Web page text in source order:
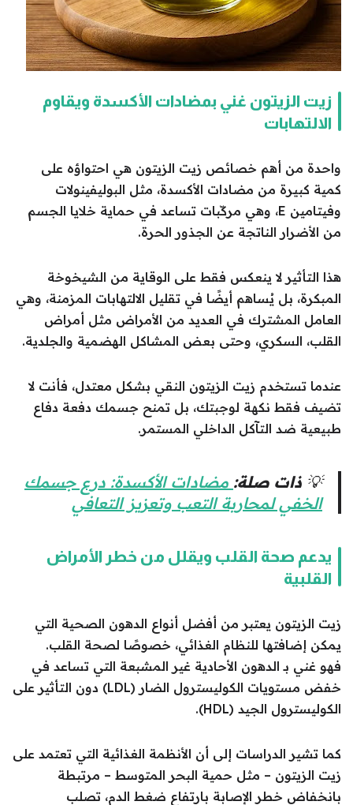
زيت الزيتون غني بمضادات الأكسدة ويقاوم
الالتهابات
واحدة من أهم خصائص زيت الزيتون هي احتواؤه على
كمية كبيرة من مضادات الأكسدة، مثل البوليفينولات
وفيتامين E، وهي مركّبات تساعد في حماية خلايا الجسم
من الأضرار الناتجة عن الجذور الحرة.
هذا التأثير لا ينعكس فقط على الوقاية من الشيخوخة
المبكرة، بل يُساهم أيضًا في تقليل الالتهابات المزمنة، وهي
العامل المشترك في العديد من الأمراض مثل أمراض
القلب، السكري، وحتى بعض المشاكل الهضمية والجلدية.
عندما تستخدم زيت الزيتون النقي بشكل معتدل، فأنت لا
تضيف فقط نكهة لوجبتك، بل تمنح جسمك دفعة دفاع
طبيعية ضد التآكل الداخلي المستمر.
💡 ذات صلة: مضادات الأكسدة: درع جسمك
الخفي لمحاربة التعب وتعزيز التعافي
يدعم صحة القلب ويقلل من خطر الأمراض
القلبية
زيت الزيتون يعتبر من أفضل أنواع الدهون الصحية التي
يمكن إضافتها للنظام الغذائي، خصوصًا لصحة القلب.
فهو غني بـ الدهون الأحادية غير المشبعة التي تساعد في
خفض مستويات الكوليسترول الضار (LDL) دون التأثير على
الكوليسترول الجيد (HDL).
كما تشير الدراسات إلى أن الأنظمة الغذائية التي تعتمد على
زيت الزيتون – مثل حمية البحر المتوسط – مرتبطة
بانخفاض خطر الإصابة بارتفاع ضغط الدم، تصلب